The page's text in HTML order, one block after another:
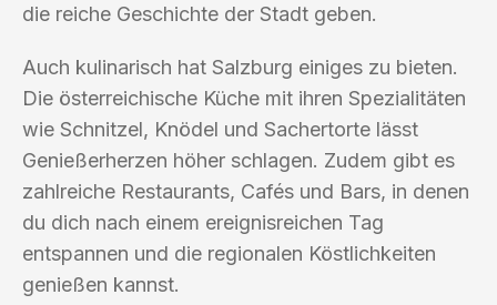
die reiche Geschichte der Stadt geben.
Auch kulinarisch hat Salzburg einiges zu bieten.
Die österreichische Küche mit ihren Spezialitäten
wie Schnitzel, Knödel und Sachertorte lässt
Genießerherzen höher schlagen. Zudem gibt es
zahlreiche Restaurants, Cafés und Bars, in denen
du dich nach einem ereignisreichen Tag
entspannen und die regionalen Köstlichkeiten
genießen kannst.